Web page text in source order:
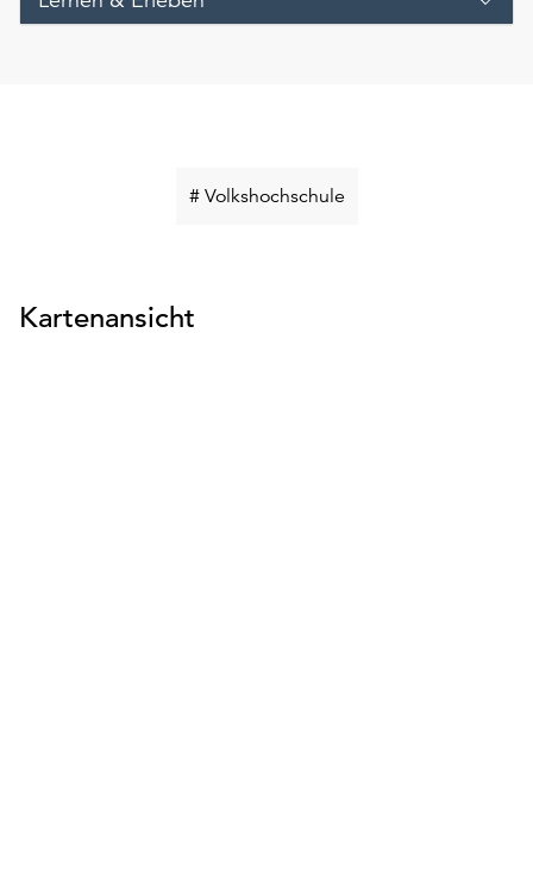
# VolkshochschuleSchlüsselwort
Kartenansicht